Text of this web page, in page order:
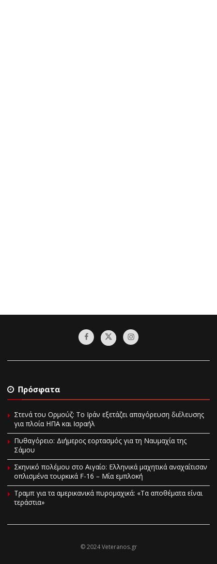
Πρόσφατα
Στενά του Ορμούζ: Το Ιράν εξετάζει απαγόρευση διέλευσης
για πλοία ΗΠΑ και Ισραήλ
Πυθαγόρειο: Διήμερος εορτασμός για τη Ναυμαχία της
Σάμου
Σκηνικό πολέμου στο Αιγαίο: Ελληνικά μαχητικά αναχαίτισαν
οπλισμένα τουρκικά F-16 – Μία εμπλοκή
Τραμπ για τα αμερικανικά πυρομαχικά: «Τα αποθέματα είναι
τεράστια»
© 2024 Veteranos.gr